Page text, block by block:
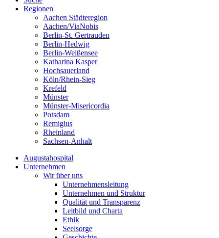
Regionen
Aachen Städteregion
Aachen/ViaNobis
Berlin-St. Gertrauden
Berlin-Hedwig
Berlin-Weißensee
Katharina Kasper
Hochsauerland
Köln/Rhein-Sieg
Krefeld
Münster
Münster-Misericordia
Potsdam
Remigius
Rheinland
Sachsen-Anhalt
Augustahospital
Unternehmen
Wir über uns
Unternehmensleitung
Unternehmen und Struktur
Qualität und Transparenz
Leitbild und Charta
Ethik
Seelsorge